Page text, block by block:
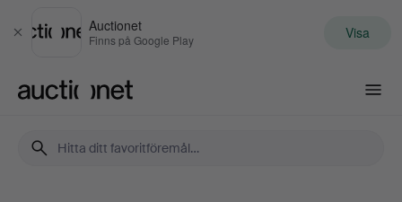
Stäng
Auctionet
Finns på Google Play Visa